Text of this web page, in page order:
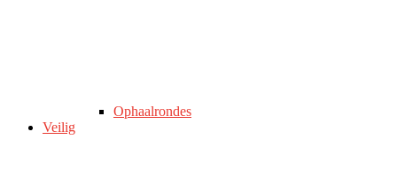
Ophaalrondes
Veilig